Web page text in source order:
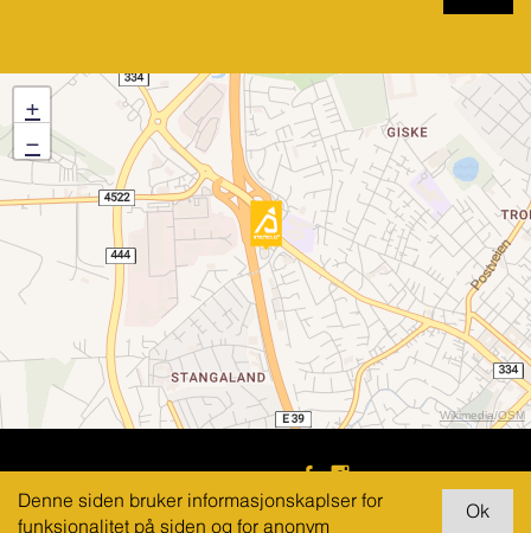
+
−
Wikimedia/OSM
Folkvordveien 11
Denne siden bruker informasjonskaplser for
funksjonalitet på siden og for anonym